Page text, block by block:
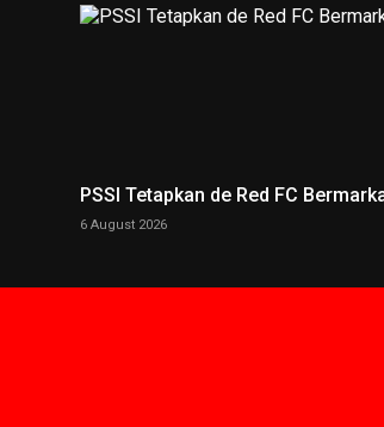
PSSI Tetapkan de Red FC
6 August 2026